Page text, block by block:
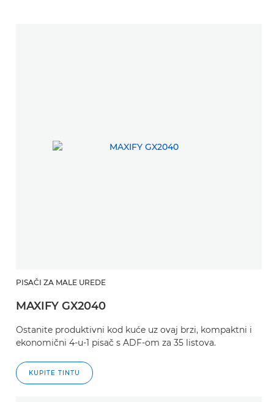
PISAČI ZA MALE UREDE
MAXIFY GX2040
Ostanite produktivni kod kuće uz ovaj brzi, kompaktni i
ekonomični 4-u-1 pisač s ADF-om za 35 listova.
KUPITE TINTU